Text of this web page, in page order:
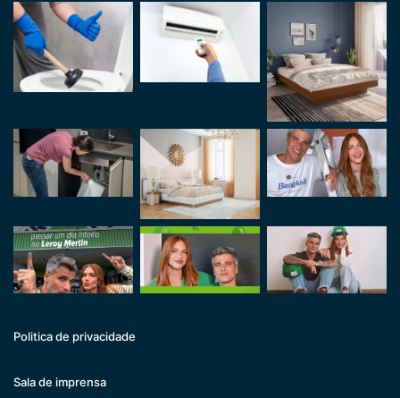
Politica de privacidade
Sala de imprensa